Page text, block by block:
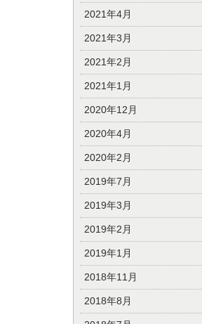
2021年4月
2021年3月
2021年2月
2021年1月
2020年12月
2020年4月
2020年2月
2019年7月
2019年3月
2019年2月
2019年1月
2018年11月
2018年8月